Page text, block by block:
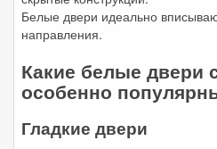
Белые двери идеально
направления.
Какие белые двери
особенно
Гладкие двери